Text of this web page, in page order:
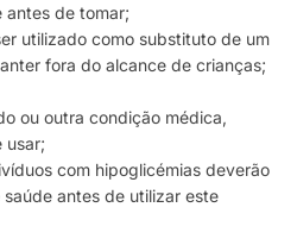
antes de tomar;
utilizado como substituto de um
fora do alcance de crianças;
ou outra condição médica,
usar;
com hipoglicémias deverão
antes de utilizar este